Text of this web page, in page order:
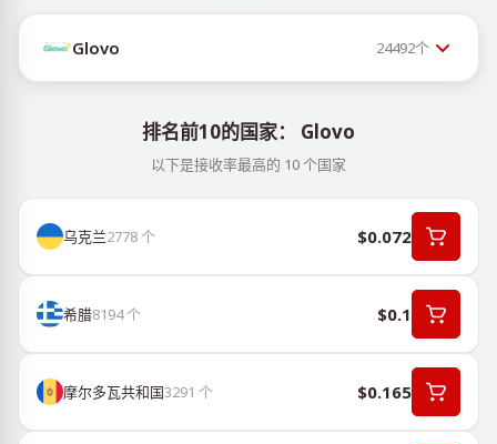
Glovo 24492个
排名前10的国家： Glovo
以下是接收率最高的 10 个国家
乌克兰2778个 $0.072
希腊8194个 $0.1
摩尔多瓦共和国3291 个 $0.165